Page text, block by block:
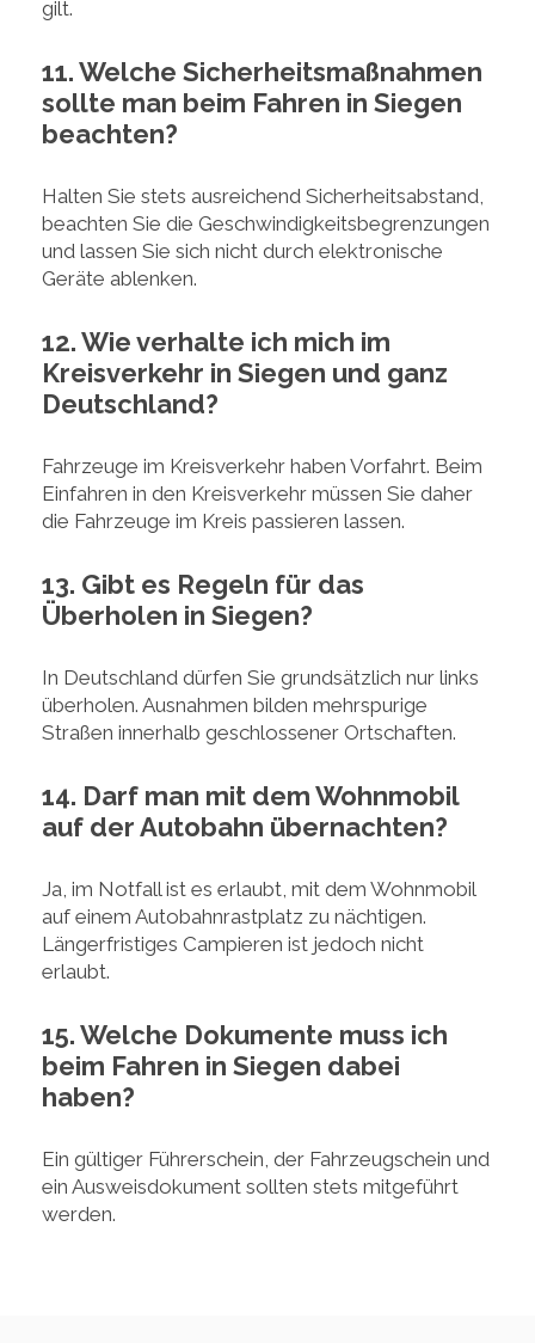
gilt.
11. Welche Sicherheitsmaßnahmen
sollte man beim Fahren in Siegen
beachten?
Halten Sie stets ausreichend Sicherheitsabstand,
beachten Sie die Geschwindigkeitsbegrenzungen
und lassen Sie sich nicht durch elektronische
Geräte ablenken.
12. Wie verhalte ich mich im
Kreisverkehr in Siegen und ganz
Deutschland?
Fahrzeuge im Kreisverkehr haben Vorfahrt. Beim
Einfahren in den Kreisverkehr müssen Sie daher
die Fahrzeuge im Kreis passieren lassen.
13. Gibt es Regeln für das
Überholen in Siegen?
In Deutschland dürfen Sie grundsätzlich nur links
überholen. Ausnahmen bilden mehrspurige
Straßen innerhalb geschlossener Ortschaften.
14. Darf man mit dem Wohnmobil
auf der Autobahn übernachten?
Ja, im Notfall ist es erlaubt, mit dem Wohnmobil
auf einem Autobahnrastplatz zu nächtigen.
Längerfristiges Campieren ist jedoch nicht
erlaubt.
15. Welche Dokumente muss ich
beim Fahren in Siegen dabei
haben?
Ein gültiger Führerschein, der Fahrzeugschein und
ein Ausweisdokument sollten stets mitgeführt
werden.